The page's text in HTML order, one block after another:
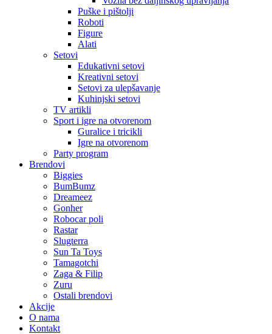
Puške i pištolji
Roboti
Figure
Alati
Setovi
Edukativni setovi
Kreativni setovi
Setovi za ulepšavanje
Kuhinjski setovi
TV artikli
Sport i igre na otvorenom
Guralice i tricikli
Igre na otvorenom
Party program
Brendovi
Biggies
BumBumz
Dreameez
Gonher
Robocar poli
Rastar
Slugterra
Sun Ta Toys
Tamagotchi
Zaga & Filip
Zuru
Ostali brendovi
Akcije
O nama
Kontakt